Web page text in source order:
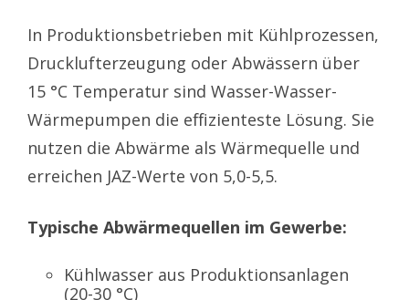
In Produktionsbetrieben mit Kühlprozessen,
Drucklufterzeugung oder Abwässern über
15 °C Temperatur sind Wasser-Wasser-
Wärmepumpen die effizienteste Lösung. Sie
nutzen die Abwärme als Wärmequelle und
erreichen JAZ-Werte von 5,0-5,5.
Typische Abwärmequellen im Gewerbe:
Kühlwasser aus Produktionsanlagen
(20-30 °C)